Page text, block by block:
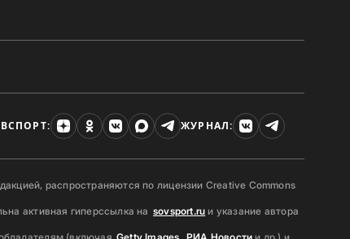
ЖУРНАЛ:
распространяются по лицензии Creative Commons
активная гиперссылка на sovsport.ru и указание автора